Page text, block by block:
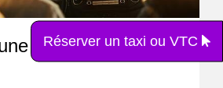
voiture
Réserver un taxi ou VTC